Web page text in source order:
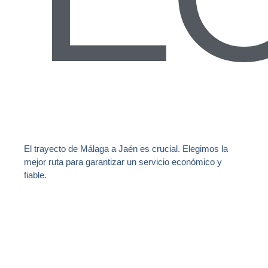
El trayecto de Málaga a Jaén es crucial. Elegimos la
mejor ruta para garantizar un servicio económico y
fiable.